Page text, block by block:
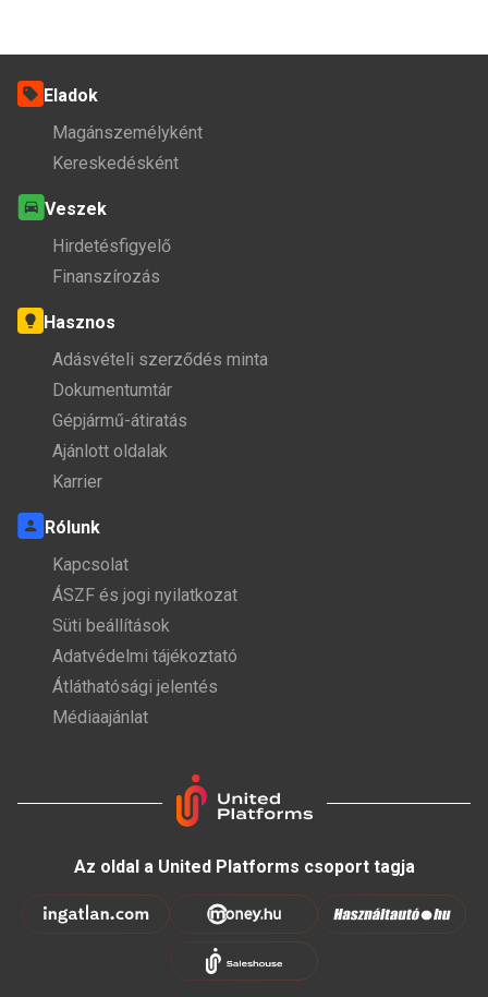
Eladok
Magánszemélyként
Kereskedésként
Veszek
Hirdetésfigyelő
Finanszírozás
Hasznos
Adásvételi szerződés minta
Dokumentumtár
Gépjármű-átiratás
Ajánlott oldalak
Karrier
Rólunk
Kapcsolat
ÁSZF és jogi nyilatkozat
Süti beállítások
Adatvédelmi tájékoztató
Átláthatósági jelentés
Médiaajánlat
Az oldal a United Platforms csoport tagja